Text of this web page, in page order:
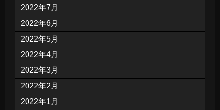
2022年7月
2022年6月
2022年5月
2022年4月
2022年3月
2022年2月
2022年1月